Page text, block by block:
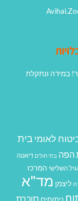
במידה ונתקלת
לאומיבית
הפה בתי חולים דיאטה
השלישי המרכז
ליצמן מד"א
ניתוחים סוכרת